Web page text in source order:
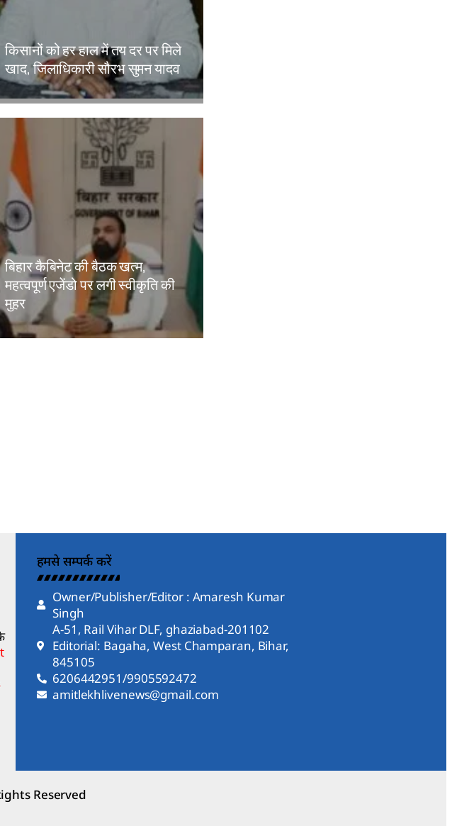
किसानों को हर हाल में तय दर पर मिले
खाद, जिलाधिकारी सौरभ सुमन यादव
Amit Lekh
बिहार कैबिनेट की बैठक खत्म,
महत्वपूर्ण एजेंडो पर लगी स्वीकृति की
मुहर
Amit Lekh
हमसे सम्पर्क करें
Owner/Publisher/Editor : Amaresh Kumar
Singh
A-51, Rail Vihar DLF, ghaziabad-201102
Editorial: Bagaha, West Champaran, Bihar,
845105
6206442951/9905592472
amitlekhlivenews@gmail.com
Reserved